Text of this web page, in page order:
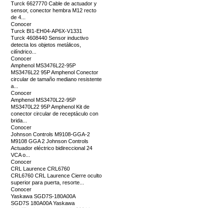
Turck 6627770 Cable de actuador y
sensor, conector hembra M12 recto
de 4...
Conocer
Turck BI1-EH04-AP6X-V1331
Turck 4608440 Sensor inductivo
detecta los objetos metálicos,
cilíndrico...
Conocer
Amphenol MS3476L22-95P
MS3476L22 95P Amphenol Conector
circular de tamaño mediano resistente
a...
Conocer
Amphenol MS3470L22-95P
MS3470L22 95P Amphenol Kit de
conector circular de receptáculo con
brida...
Conocer
Johnson Controls M9108-GGA-2
M9108 GGA 2 Johnson Controls
Actuador eléctrico bidireccional 24
VCA o...
Conocer
CRL Laurence CRL6760
CRL6760 CRL Laurence Cierre oculto
superior para puerta, resorte...
Conocer
Yaskawa SGD7S-180A00A
SGD7S 180A00A Yaskawa